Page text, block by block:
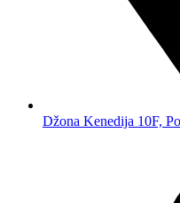
Džona Kenedija 10F,